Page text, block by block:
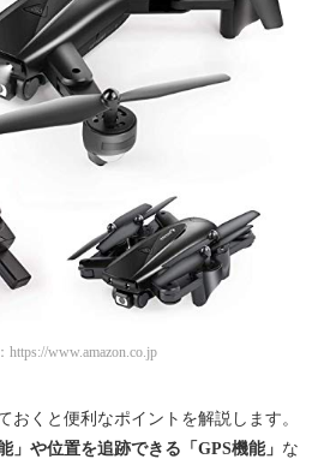
https://www.amazon.co.jp
おくと便利なポイントを解説します。
」や位置を追跡できる「GPS機能」 な